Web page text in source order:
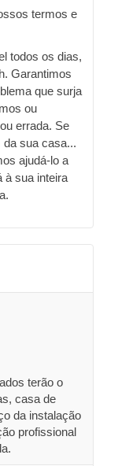
termos e
todos os dias,
Garantimos
que surja
ou
errada. Se
sua casa...
ajudá-lo a
à sua inteira
terão o
casa de
da instalação
profissional